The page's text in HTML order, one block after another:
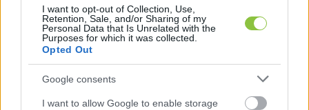
I want to opt-out of Collection, Use,
Retention, Sale, and/or Sharing of my
Personal Data that Is Unrelated with the
Purposes for which it was collected.
Opted Out
Google consents
I want to allow Google to enable storage
Ahogyan azt dr. Rigó Orsolya Izabellától
megtudtuk az ellátásból való kizárásra – az
egészségügyi igazolásokat leszámítva – nincs
jogszabályi lehetőség. Az eltanácsolás
alkalmazásának lehetősége fennáll, amelyet az